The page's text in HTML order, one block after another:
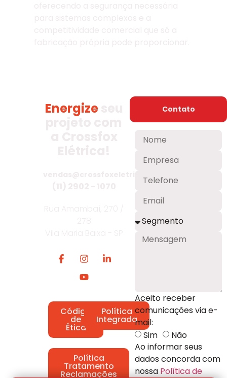
Energizeseu
vendas@crossfoxeletrica.com.br
Código
de
Ética
Política
Integrada
Política
Tratamento
Reclamações
Contato
Aceito receber
comunicações via e-
mail:
Sim
Não
Ao informar seus
dados concorda com
nossa Política de